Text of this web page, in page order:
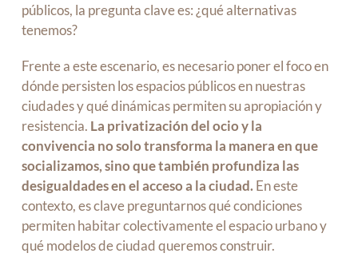
públicos, la pregunta clave es: ¿qué alternativas
tenemos?
Frente a este escenario, es necesario poner el foco en
dónde persisten los espacios públicos en nuestras
ciudades y qué dinámicas permiten su apropiación y
resistencia. La privatización del ocio y la
convivencia no solo transforma la manera en que
socializamos, sino que también profundiza las
desigualdades en el acceso a la ciudad. En este
contexto, es clave preguntarnos qué condiciones
permiten habitar colectivamente el espacio urbano y
qué modelos de ciudad queremos construir.